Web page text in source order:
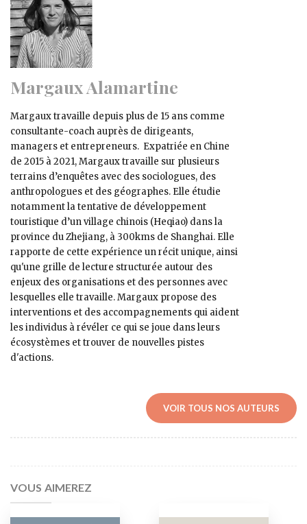
Margaux Alamartine
Margaux travaille depuis plus de 15 ans comme
consultante-coach auprès de dirigeants,
managers et entrepreneurs. Expatriée en Chine
de 2015 à 2021, Margaux travaille sur plusieurs
terrains d’enquêtes avec des sociologues, des
anthropologues et des géographes. Elle étudie
notamment la tentative de développement
touristique d’un village chinois (Heqiao) dans la
province du Zhejiang, à 300kms de Shanghai. Elle
rapporte de cette expérience un récit unique, ainsi
qu'une grille de lecture structurée autour des
enjeux des organisations et des personnes avec
lesquelles elle travaille. Margaux propose des
interventions et des accompagnements qui aident
les individus à révéler ce qui se joue dans leurs
écosystèmes et trouver de nouvelles pistes
d'actions.
VOIR TOUS NOS AUTEURS
VOUS AIMEREZ